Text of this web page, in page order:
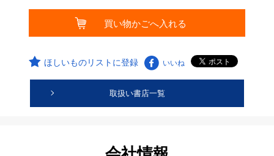
ほしいものリストに登録 いいね
取扱い書店一覧